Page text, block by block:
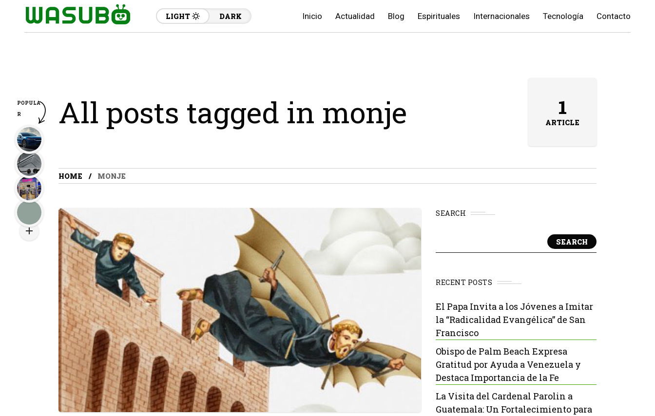
LIGHT DARK Inicio Actualidad Blog Espirituales Internacionales Tecnología Contacto
All posts tagged in monje 1
ARTICLE
HOME MONJE
SEARCH
SEARCH
RECENT POSTS
El Papa Invita a los Jóvenes a Imitar
la “Radicalidad Evangélica” de San
Francisco
Obispo de Palm Beach Expresa
Gratitud por Ayuda a Venezuela y
Destaca Importancia de la Fe
La Visita del Cardenal Parolin a
Guatemala: Un Fortalecimiento para
POPULA
R